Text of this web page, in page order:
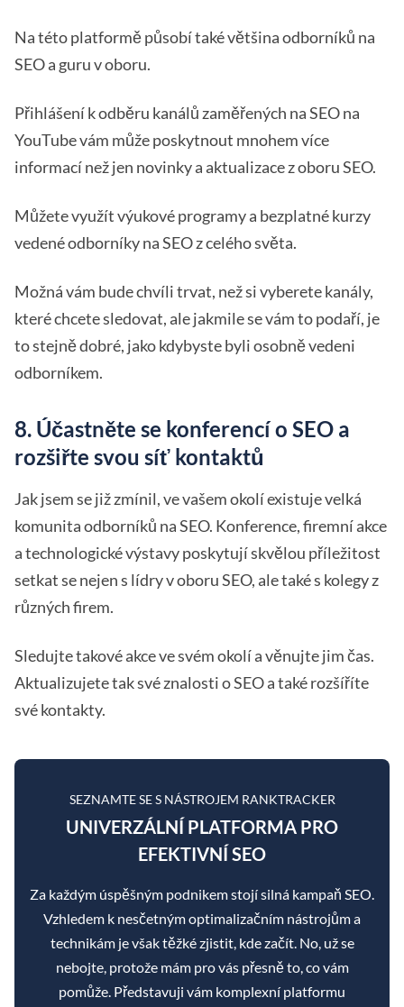
Na této platformě působí také většina odborníků na
SEO a guru v oboru.
Přihlášení k odběru kanálů zaměřených na SEO na
YouTube vám může poskytnout mnohem více
informací než jen novinky a aktualizace z oboru SEO.
Můžete využít výukové programy a bezplatné kurzy
vedené odborníky na SEO z celého světa.
Možná vám bude chvíli trvat, než si vyberete kanály,
které chcete sledovat, ale jakmile se vám to podaří, je
to stejně dobré, jako kdybyste byli osobně vedeni
odborníkem.
8. Účastněte se konferencí o SEO a
rozšiřte svou síť kontaktů
Jak jsem se již zmínil, ve vašem okolí existuje velká
komunita odborníků na SEO. Konference, firemní akce
a technologické výstavy poskytují skvělou příležitost
setkat se nejen s lídry v oboru SEO, ale také s kolegy z
různých firem.
Sledujte takové akce ve svém okolí a věnujte jim čas.
Aktualizujete tak své znalosti o SEO a také rozšíříte
své kontakty.
SEZNAMTE SE S NÁSTROJEM RANKTRACKER
UNIVERZÁLNÍ PLATFORMA PRO
EFEKTIVNÍ SEO
Za každým úspěšným podnikem stojí silná kampaň SEO.
Vzhledem k nesčetným optimalizačním nástrojům a
technikám je však těžké zjistit, kde začít. No, už se
nebojte, protože mám pro vás přesně to, co vám
pomůže. Představuji vám komplexní platformu